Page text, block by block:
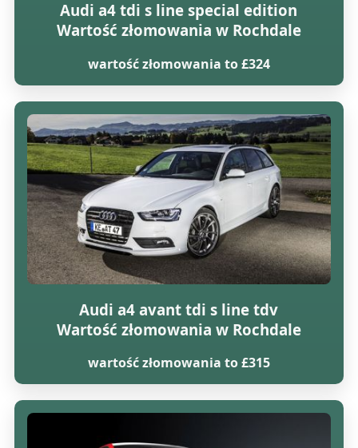
Audi a4 tdi s line special edition
Wartość złomowania w Rochdale
wartość złomowania to £324
Audi a4 avant tdi s line tdv
Wartość złomowania w Rochdale
wartość złomowania to £315